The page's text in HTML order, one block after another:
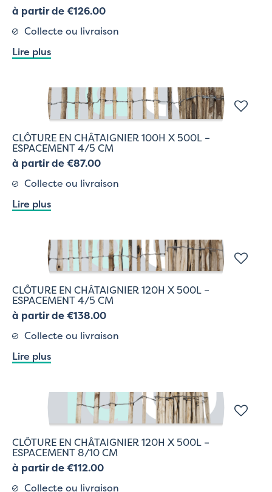
à partir de €126.00
Collecte ou livraison
Lire plus
CLÔTURE EN CHÂTAIGNIER 100H X 500L –
ESPACEMENT 4/5 CM
à partir de €87.00
Collecte ou livraison
Lire plus
CLÔTURE EN CHÂTAIGNIER 120H X 500L –
ESPACEMENT 4/5 CM
à partir de €138.00
Collecte ou livraison
Lire plus
CLÔTURE EN CHÂTAIGNIER 120H X 500L –
ESPACEMENT 8/10 CM
à partir de €112.00
Collecte ou livraison